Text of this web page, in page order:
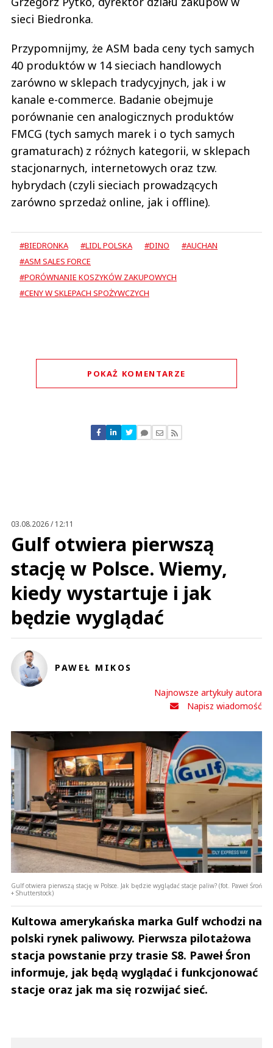
sieci Biedronka.
Przypomnijmy, że ASM bada ceny tych samych
40 produktów w 14 sieciach handlowych
zarówno w sklepach tradycyjnych, jak i w
kanale e-commerce. Badanie obejmuje
porównanie cen analogicznych produktów
FMCG (tych samych marek i o tych samych
gramaturach) z różnych kategorii, w sklepach
stacjonarnych, internetowych oraz tzw.
hybrydach (czyli sieciach prowadzących
zarówno sprzedaż online, jak i offline).
#BIEDRONKA #LIDL POLSKA #DINO
#AUCHAN
#ASM SALES FORCE
#PORÓWNANIE KOSZYKÓW ZAKUPOWYCH
#CENY W SKLEPACH SPOŻYWCZYCH
POKAŻ KOMENTARZE
Bardzo desperacki ruch ze strony Biedronki ... i poniżej pasa. Daleki od
insider
1
Nie znaleziono komentarzy
Zostaw swoje komentarze
03.08.2026 / 12:11
Gulf otwiera pierwszą
stację w Polsce. Wiemy,
kiedy wystartuje i jak
będzie wyglądać
PAWEŁ MIKOS
Najnowsze artykuły autora
Napisz wiadomość
Gulf otwiera pierwszą stację w Polsce. Jak będzie wyglądać stacje paliw? (fot. Paweł Śroń
+ Shutterstock)
Kultowa amerykańska marka Gulf wchodzi na
polski rynek paliwowy. Pierwsza pilotażowa
stacja powstanie przy trasie S8. Paweł Śron
informuje, jak będą wyglądać i funkcjonować
stacje oraz jak ma się rozwijać sieć.